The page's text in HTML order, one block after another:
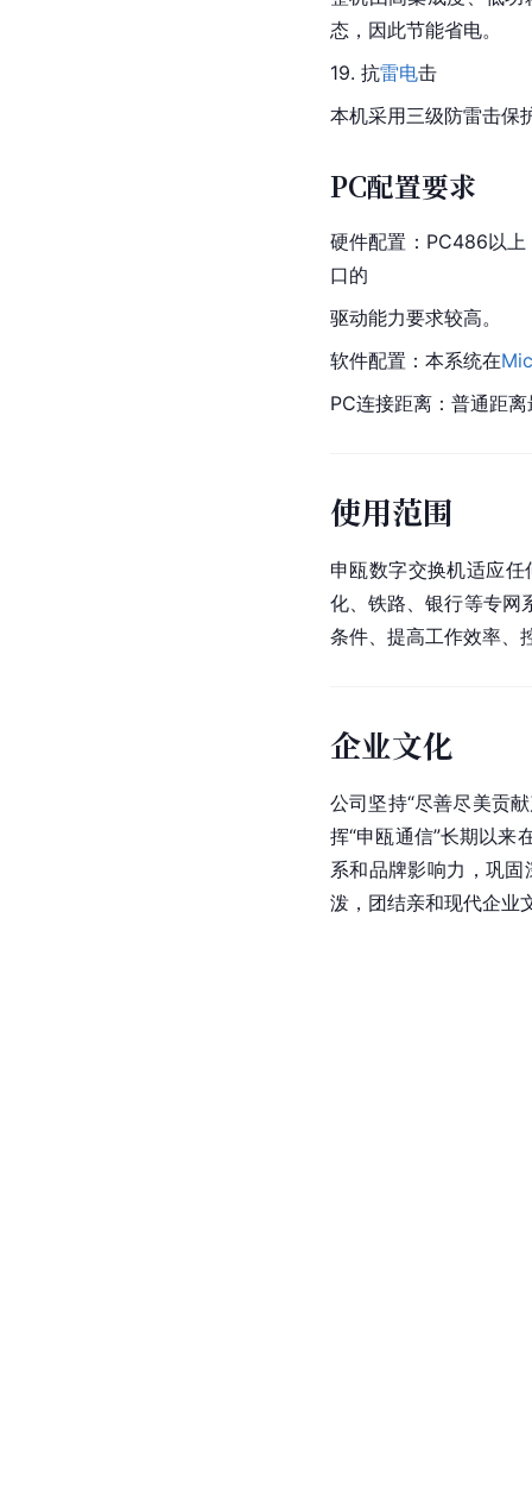
态，因此节能省电。
19. 抗雷电击
本机采用三级防雷击保
PC配置要求
硬件配置：PC486以上
口的
驱动能力要求较高。
软件配置：本系统在
PC连接距离：普通距
使用范围
申瓯数字交换机适应
化、铁路、银行等专网
条件、提高工作效率、
企业文化
公司坚持“尽善尽美贡
挥“申瓯通信”长期以来
系和品牌影响力，巩固
泼，团结亲和现代企业